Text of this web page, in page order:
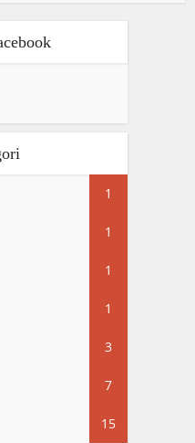
1
1
1
1
3
7
15